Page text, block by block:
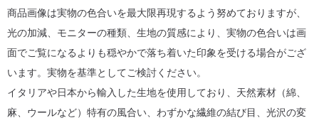
商品画像は実物の色合いを最大限再現するよう努めておりますが、
光の加減、モニターの種類、生地の質感により、実物の色合いは画
面でご覧になるよりも穏やかで落ち着いた印象を受ける場合がござ
います。実物を基準としてご検討ください。
イタリアや日本から輸入した生地を使用しており、天然素材（綿、
麻、ウールなど）特有の風合い、わずかな繊維の結び目、光沢の変